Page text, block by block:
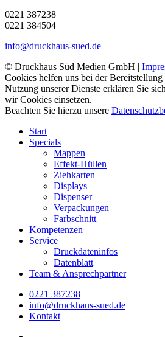
0221 387238
0221 384504
info@druckhaus-sued.de
© Druckhaus Süd Medien GmbH |
Cookies helfen uns bei der
Nutzung unserer Dienste erklären Sie
wir Cookies einsetzen.
Beachten Sie hierzu unsere
Close
Menu
Start
Specials
Mappen
Effekt-Hüllen
Ziehkarten
Displays
Dispenser
Verpackungen
Farbschnitt
Kompetenzen
Service
Druckdateninfos
Datenblatt
Team & Ansprechpartner
0221 387238
info@druckhaus-sued.de
Kontakt